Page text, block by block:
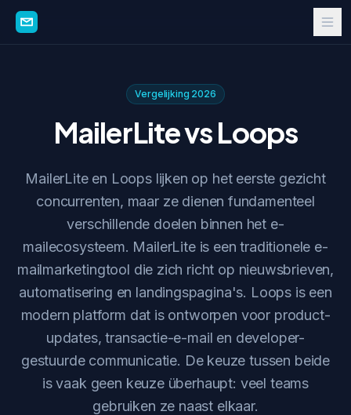
Vergelijking 2026
MailerLite vs Loops
MailerLite en Loops lijken op het eerste gezicht
concurrenten, maar ze dienen fundamenteel
verschillende doelen binnen het e-
mailecosysteem. MailerLite is een traditionele e-
mailmarketingtool die zich richt op nieuwsbrieven,
automatisering en landingspagina's. Loops is een
modern platform dat is ontworpen voor product-
updates, transactie-e-mail en developer-
gestuurde communicatie. De keuze tussen beide
is vaak geen keuze überhaupt: veel teams
gebruiken ze naast elkaar.